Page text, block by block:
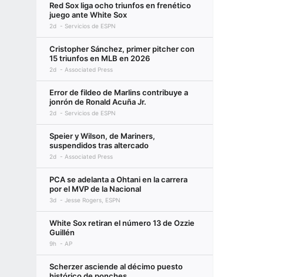
Red Sox liga ocho triunfos en frenético
juego ante White Sox
2d Servicios de ESPN
Cristopher Sánchez, primer pitcher con
15 triunfos en MLB en 2026
2d Associated Press
Error de fildeo de Marlins contribuye a
jonrón de Ronald Acuña Jr.
2d Servicios de ESPN
Speier y Wilson, de Mariners,
suspendidos tras altercado
2d Associated Press
PCA se adelanta a Ohtani en la carrera
por el MVP de la Nacional
3d Jesse Rogers, ESPN
White Sox retiran el número 13 de Ozzie
Guillén
9h AP
Scherzer asciende al décimo puesto